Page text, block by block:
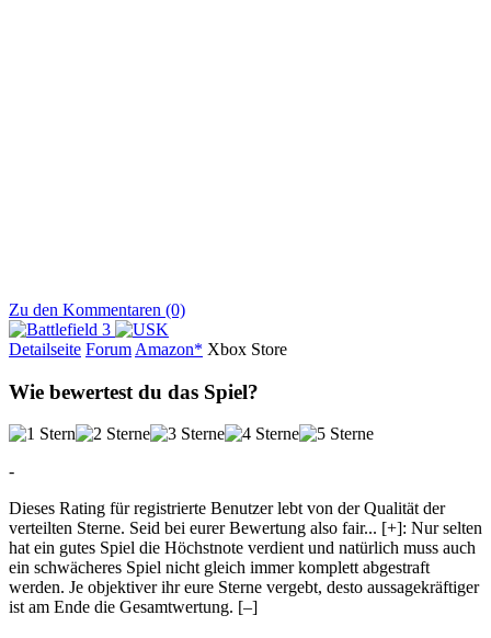
Zu den Kommentaren (0)
Detailseite Forum Amazon* Xbox Store
Wie bewertest du das Spiel?
-
Dieses Rating für registrierte Benutzer lebt von der Qualität der
verteilten Sterne. Seid bei eurer Bewertung also fair... [+]: Nur selten
hat ein gutes Spiel die Höchstnote verdient und natürlich muss auch
ein schwächeres Spiel nicht gleich immer komplett abgestraft
werden. Je objektiver ihr eure Sterne vergebt, desto aussagekräftiger
ist am Ende die Gesamtwertung. [–]